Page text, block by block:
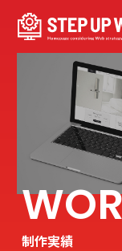
制作実績